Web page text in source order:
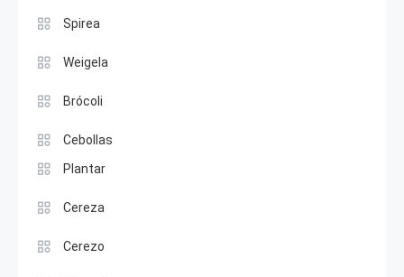
Spirea
Weigela
Brócoli
Cebollas
Plantar
Cereza
Cerezo